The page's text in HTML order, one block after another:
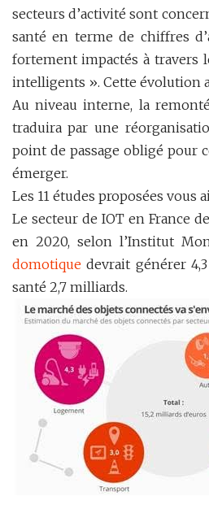
secteurs d’activité sont
santé en terme de chiffres
fortement impactés à travers
intelligents ». Cette évolution
Au niveau interne, la
traduira par une
point de passage obligé pour
émerger.
Les 11 études proposées vous
Le secteur de IOT en France
en 2020, selon l’Institut
domotiquedevrait générer
santé 2,7 milliards.